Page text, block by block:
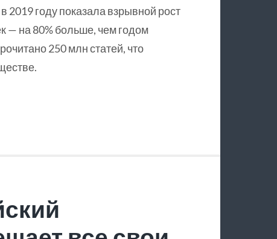
году показала взрывной рост
— на 80% больше, чем годом
250 млн статей, что